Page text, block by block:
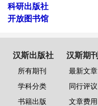
科研出版社
开放图书馆
汉斯出版社
所有期刊
学科分类
书籍出版
汉斯期刊
最新文章
同行评议
文章费用